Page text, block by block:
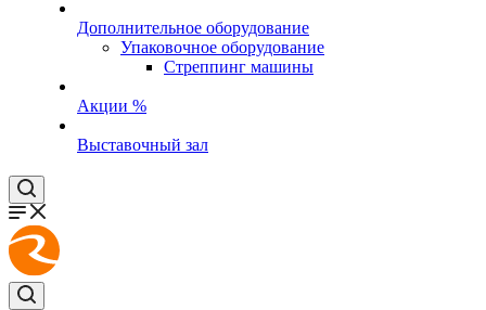
Дополнительное оборудование
Упаковочное оборудование
Стреппинг машины
Акции %
Выставочный зал